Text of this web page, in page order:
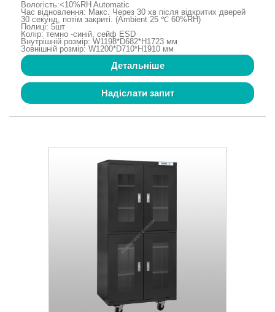
Вологість:<10%RH Automatic
Час відновлення: Макс. Через 30 хв після відкритих дверей
30 секунд, потім закриті. (Ambient 25 ℃ 60%RH)
Полиці: 5шт
Колір: темно -синій, сейф ESD
Внутрішній розмір: W1198*D682*H1723 мм
Зовнішній розмір: W1200*D710*H1910 мм
Детальніше
Надіслати запит